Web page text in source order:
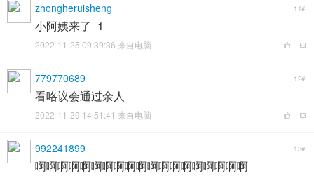
zhongheruisheng 11#
小阿姨来了_1
2022-11-25 09:39:36 来自电脑
779770689 12#
看咯议会通过余人
2022-11-29 14:51:41 来自电脑
992241899 13#
啊啊啊啊啊啊啊啊啊啊啊啊啊啊啊啊啊啊啊